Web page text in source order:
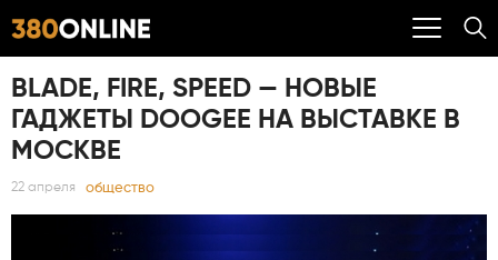
BLADE, FIRE, SPEED — НОВЫЕ
ГАДЖЕТЫ DOOGEE НА ВЫСТАВКЕ В
МОСКВЕ
22 апреля общество